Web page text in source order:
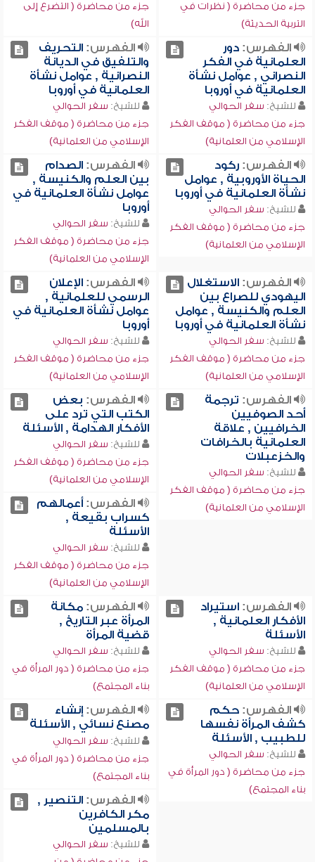
جزء من محاضرة ( نظرات في
التربية الحديثة)
جزء من محاضرة ( التضرع إلى
الله)
الفهرس:دور
العلمانية في الفكر
النصراني , عوامل نشأة
العلمانية في أوروبا
للشيخ: سفر الحوالي
جزء من محاضرة ( موقف الفكر
الإسلامي من العلمانية)
الفهرس:التحريف
والتلفيق في الديانة
النصرانية , عوامل نشأة
العلمانية في أوروبا
للشيخ: سفر الحوالي
جزء من محاضرة ( موقف الفكر
الإسلامي من العلمانية)
الفهرس:ركود
الحياة الأوروبية , عوامل
نشأة العلمانية في أوروبا
للشيخ: سفر الحوالي
جزء من محاضرة ( موقف الفكر
الإسلامي من العلمانية)
الفهرس:الصدام
بين العلم والكنيسة ,
عوامل نشأة العلمانية في
أوروبا
للشيخ: سفر الحوالي
جزء من محاضرة ( موقف الفكر
الإسلامي من العلمانية)
الفهرس:الاستغلال
اليهودي للصراع بين
العلم والكنيسة , عوامل
نشأة العلمانية في أوروبا
للشيخ: سفر الحوالي
جزء من محاضرة ( موقف الفكر
الإسلامي من العلمانية)
الفهرس:الإعلان
الرسمي للعلمانية ,
عوامل نشأة العلمانية في
أوروبا
للشيخ: سفر الحوالي
جزء من محاضرة ( موقف الفكر
الإسلامي من العلمانية)
الفهرس: ترجمة
أحد الصوفيين
الخرافيين , علاقة
العلمانية بالخرافات
والخزعبلات
للشيخ: سفر الحوالي
جزء من محاضرة ( موقف الفكر
الإسلامي من العلمانية)
الفهرس: بعض
الكتب التي ترد على
الأفكار الهدامة , الأسئلة
للشيخ: سفر الحوالي
جزء من محاضرة ( موقف الفكر
الإسلامي من العلمانية)
الفهرس:أعمالهم
كسراب بقيعة ,
الأسئلة
للشيخ: سفر الحوالي
جزء من محاضرة ( موقف الفكر
الإسلامي من العلمانية)
الفهرس:استيراد
الأفكار العلمانية ,
الأسئلة
للشيخ: سفر الحوالي
جزء من محاضرة ( موقف الفكر
الإسلامي من العلمانية)
الفهرس:مكانة
المرأة عبر التاريخ ,
قضية المرأة
للشيخ: سفر الحوالي
جزء من محاضرة ( دور المرأة في
بناء المجتمع)
الفهرس:حكم
كشف المرأة نفسها
للطبيب , الأسئلة
للشيخ: سفر الحوالي
جزء من محاضرة ( دور المرأة في
بناء المجتمع)
الفهرس:إنشاء
مصنع نسائي , الأسئلة
للشيخ: سفر الحوالي
جزء من محاضرة ( دور المرأة في
بناء المجتمع)
الفهرس:التنصير ,
مكر الكافرين
بالمسلمين
للشيخ: سفر الحوالي